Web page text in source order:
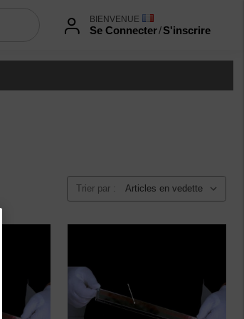
BIENVENUE
Se Connecter/S'inscrire
Trier par :